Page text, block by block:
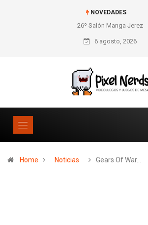
NOVEDADES
26º Salón Manga Jerez SNES Pixel
los amantes
6 agosto, 2026
Home Noticias Gears Of War…